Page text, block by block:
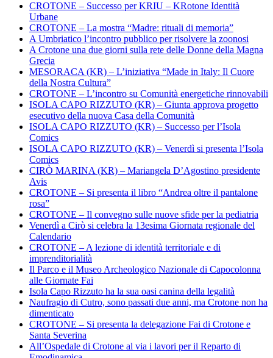
CROTONE – Successo per KRIU – KRotone Identità
Urbane
CROTONE – La mostra “Madre: rituali di memoria”
A Umbriatico l’incontro pubblico per risolvere la zoonosi
A Crotone una due giorni sulla rete delle Donne della Magna
Grecia
MESORACA (KR) – L’iniziativa “Made in Italy: Il Cuore
della Nostra Cultura”
CROTONE – L’incontro su Comunità energetiche rinnovabili
ISOLA CAPO RIZZUTO (KR) – Giunta approva progetto
esecutivo della nuova Casa della Comunità
ISOLA CAPO RIZZUTO (KR) – Successo per l’Isola
Comics
ISOLA CAPO RIZZUTO (KR) – Venerdì si presenta l’Isola
Comics
CIRÒ MARINA (KR) – Mariangela D’Agostino presidente
Avis
CROTONE – Si presenta il libro “Andrea oltre il pantalone
rosa”
CROTONE – Il convegno sulle nuove sfide per la pediatria
Venerdì a Cirò si celebra la 13esima Giornata regionale del
Calendario
CROTONE – A lezione di identità territoriale e di
imprenditorialità
Il Parco e il Museo Archeologico Nazionale di Capocolonna
alle Giornate Fai
Isola Capo Rizzuto ha la sua oasi canina della legalità
Naufragio di Cutro, sono passati due anni, ma Crotone non ha
dimenticato
CROTONE – Si presenta la delegazione Fai di Crotone e
Santa Severina
All’Ospedale di Crotone al via i lavori per il Reparto di